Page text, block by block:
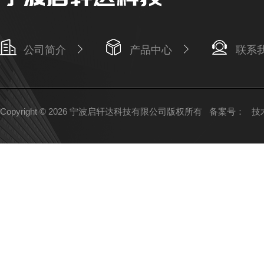
公司简介 产品中心 联系
Copyright © 2026 宁波启轩达科技有限公司版权所有 备案号： 技